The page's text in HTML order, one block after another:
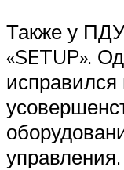
Также у ПДУ
«SETUP».
управления.